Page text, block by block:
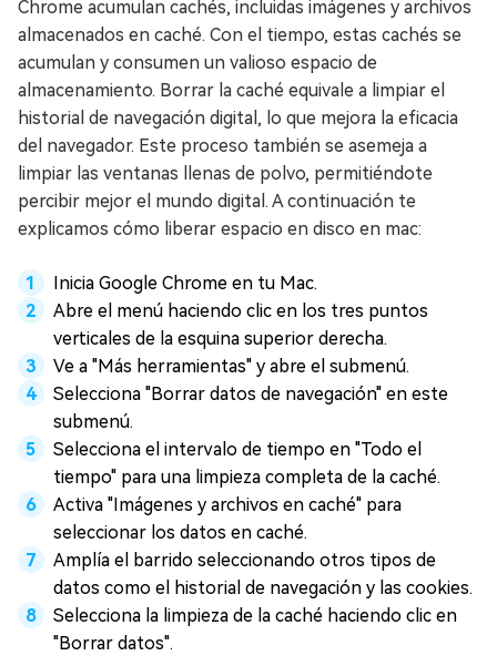
Chrome acumulan cachés, incluidas imágenes y archivos
almacenados en caché. Con el tiempo, estas cachés se
acumulan y consumen un valioso espacio de
almacenamiento. Borrar la caché equivale a limpiar el
historial de navegación digital, lo que mejora la eficacia
del navegador. Este proceso también se asemeja a
limpiar las ventanas llenas de polvo, permitiéndote
percibir mejor el mundo digital. A continuación te
explicamos cómo liberar espacio en disco en mac:
Inicia Google Chrome en tu Mac.
Abre el menú haciendo clic en los tres puntos
verticales de la esquina superior derecha.
Ve a "Más herramientas" y abre el submenú.
Selecciona "Borrar datos de navegación" en este
submenú.
Selecciona el intervalo de tiempo en "Todo el
tiempo" para una limpieza completa de la caché.
Activa "Imágenes y archivos en caché" para
seleccionar los datos en caché.
Amplía el barrido seleccionando otros tipos de
datos como el historial de navegación y las cookies.
Selecciona la limpieza de la caché haciendo clic en
"Borrar datos".